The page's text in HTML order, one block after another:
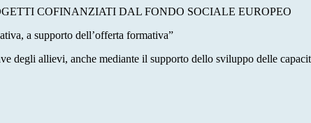
COFINANZIATI DAL FONDO SOCIALE EUROPEO
a supporto dell’offerta formativa”
degli allievi, anche mediante il supporto dello sviluppo delle